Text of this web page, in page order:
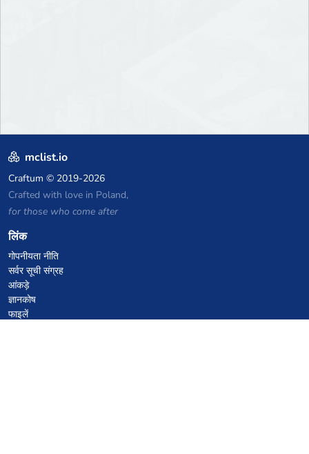
mclist.io
Craftum © 2019-2026
Crafted with love in Poland,
for those who come after
लिंक
गोपनीयता नीति
सर्वर सूची संग्रह
आंकड़े
ज्ञानकोष
फाइलें